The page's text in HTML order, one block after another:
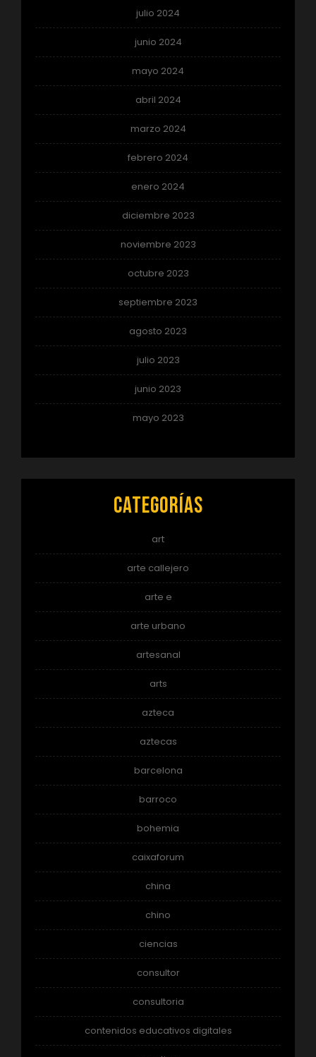
julio 2024
junio 2024
mayo 2024
abril 2024
marzo 2024
febrero 2024
enero 2024
diciembre 2023
noviembre 2023
octubre 2023
septiembre 2023
agosto 2023
julio 2023
junio 2023
mayo 2023
Categorías
art
arte callejero
arte e
arte urbano
artesanal
arts
azteca
aztecas
barcelona
barroco
bohemia
caixaforum
china
chino
ciencias
consultor
consultoria
contenidos educativos digitales